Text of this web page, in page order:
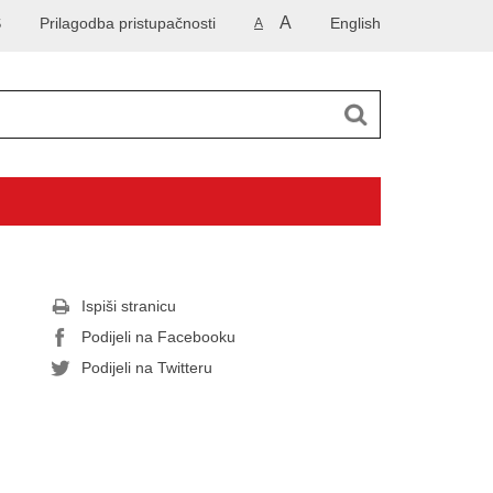
English
A A
Prilagodba pristupačnosti
Ispiši stranicu
Podijeli na Facebooku
Podijeli na Twitteru